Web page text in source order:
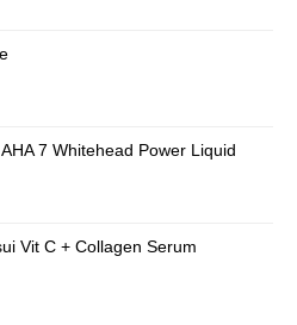
7 Whitehead Power Liquid
Vit C + Collagen Serum